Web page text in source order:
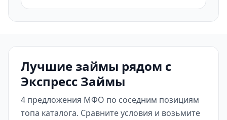
Лучшие займы рядом с
Экспресс Займы
4 предложения МФО по соседним позициям
топа каталога. Сравните условия и возьмите